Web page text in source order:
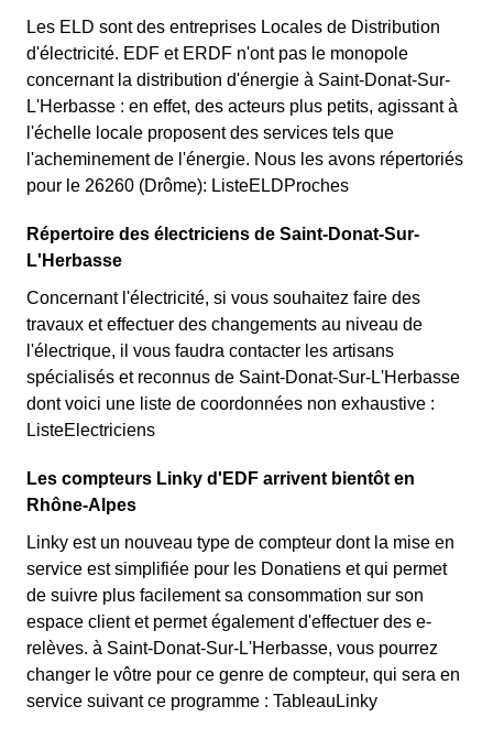
Les ELD sont des entreprises Locales de Distribution
d'électricité. EDF et ERDF n'ont pas le monopole
concernant la distribution d'énergie à Saint-Donat-Sur-
L'Herbasse : en effet, des acteurs plus petits, agissant à
l'échelle locale proposent des services tels que
l'acheminement de l'énergie. Nous les avons répertoriés
pour le 26260 (Drôme): ListeELDProches
Répertoire des électriciens de Saint-Donat-Sur-
L'Herbasse
Concernant l'électricité, si vous souhaitez faire des
travaux et effectuer des changements au niveau de
l'électrique, il vous faudra contacter les artisans
spécialisés et reconnus de Saint-Donat-Sur-L'Herbasse
dont voici une liste de coordonnées non exhaustive :
ListeElectriciens
Les compteurs Linky d'EDF arrivent bientôt en
Rhône-Alpes
Linky est un nouveau type de compteur dont la mise en
service est simplifiée pour les Donatiens et qui permet
de suivre plus facilement sa consommation sur son
espace client et permet également d'effectuer des e-
relèves. à Saint-Donat-Sur-L'Herbasse, vous pourrez
changer le vôtre pour ce genre de compteur, qui sera en
service suivant ce programme : TableauLinky